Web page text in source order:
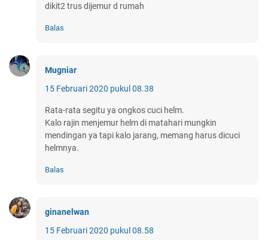
dikit2 trus dijemur d rumah
Balas
Mugniar
15 Februari 2020 pukul 08.38
Rata-rata segitu ya ongkos cuci helm.
Kalo rajin menjemur helm di matahari mungkin
mendingan ya tapi kalo jarang, memang harus dicuci
helmnya.
Balas
ginanelwan
15 Februari 2020 pukul 08.58